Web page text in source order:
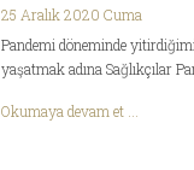
25 Aralık 2020 Cuma
Pandemi döneminde
yaşatmak adına Sağlıkçılar
Okumaya devam et ...